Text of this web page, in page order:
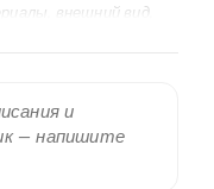
внешний вид,
маркировке
для ознакомления и
и
— напишите